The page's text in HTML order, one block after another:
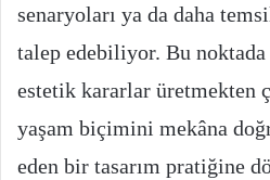
senaryoları ya da daha
talep edebiliyor. Bu
estetik kararlar üretmekten
yaşam biçimini mekâna
eden bir tasarım pratiğine